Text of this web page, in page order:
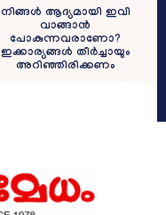
നിങ്ങൾ ആദ്യമായി ഇവി
വാങ്ങാൻ
പോകുന്നവരാണോ?
ഇക്കാര്യങ്ങൾ തീർച്ചായും
അറിഞ്ഞിരിക്കണം